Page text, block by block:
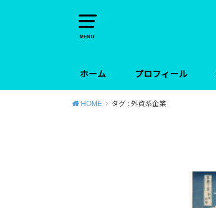
MENU
ホーム プロフィール
HOME タグ : 外資系企業